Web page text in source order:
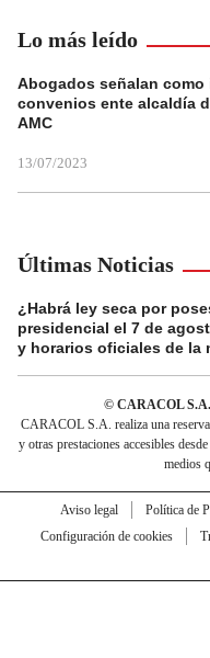
Lo más leído
Abogados señalan como
convenios ente alcaldía
AMC
13/07/2023
Últimas Noticias
¿Habrá ley seca por
presidencial el 7 de
y horarios oficiales de la
© CARACOL S.A.
CARACOL S.A. realiza una
y otras prestaciones accesibles
medios
Aviso legal Política de
Configuración de cookies